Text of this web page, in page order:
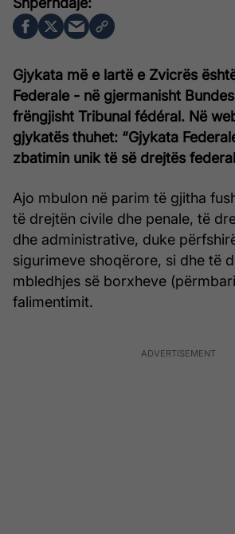
Gjykata më e lartë e Zvicrës
Federale - në gjermanisht
frëngjisht Tribunal fédéral. Në
gjykatës thuhet: “Gjykata
zbatimin unik të së drejtës
Ajo mbulon në parim të gjitha
të drejtën civile dhe penale, të
dhe administrative, duke
sigurimeve shoqërore, si dhe të
mbledhjes së borxheve
falimentimit.